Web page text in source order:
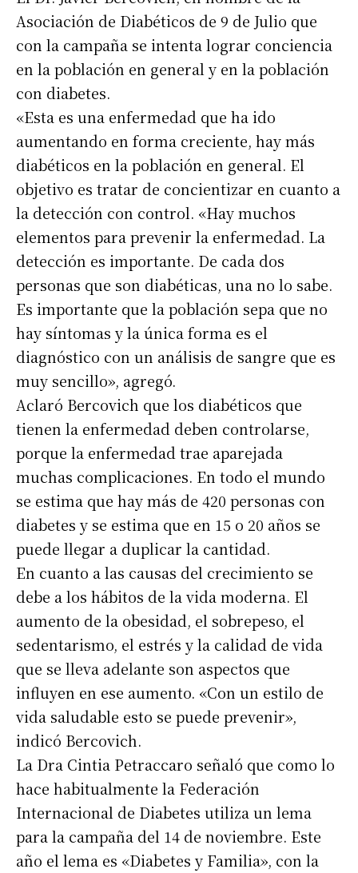
Asociación de Diabéticos de 9 de Julio que
con la campaña se intenta lograr conciencia
en la población en general y en la población
con diabetes.
«Esta es una enfermedad que ha ido
aumentando en forma creciente, hay más
diabéticos en la población en general. El
objetivo es tratar de concientizar en cuanto a
la detección con control. «Hay muchos
elementos para prevenir la enfermedad. La
detección es importante. De cada dos
personas que son diabéticas, una no lo sabe.
Es importante que la población sepa que no
hay síntomas y la única forma es el
diagnóstico con un análisis de sangre que es
muy sencillo», agregó.
Aclaró Bercovich que los diabéticos que
tienen la enfermedad deben controlarse,
porque la enfermedad trae aparejada
muchas complicaciones. En todo el mundo
se estima que hay más de 420 personas con
diabetes y se estima que en 15 o 20 años se
puede llegar a duplicar la cantidad.
En cuanto a las causas del crecimiento se
debe a los hábitos de la vida moderna. El
aumento de la obesidad, el sobrepeso, el
sedentarismo, el estrés y la calidad de vida
que se lleva adelante son aspectos que
influyen en ese aumento. «Con un estilo de
vida saludable esto se puede prevenir»,
indicó Bercovich.
La Dra Cintia Petraccaro señaló que como lo
hace habitualmente la Federación
Internacional de Diabetes utiliza un lema
para la campaña del 14 de noviembre. Este
año el lema es «Diabetes y Familia», con la